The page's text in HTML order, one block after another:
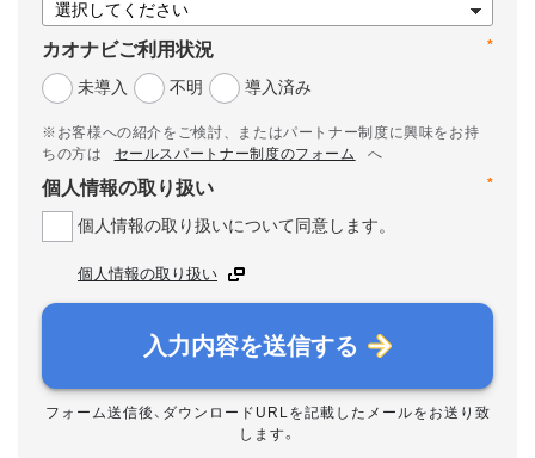
*
カオナビご利用状況
未導入
不明 導入済み
※お客様への紹介をご検討、またはパートナー制度に興味をお持
ちの方は
セールスパートナー制度のフォーム
へ
*
個人情報の取り扱い
個人情報の取り扱いについて同意します。
個人情報の取り扱い
入力内容を送信する
フォーム送信後、ダウンロードURLを記載したメールをお送り致
します。